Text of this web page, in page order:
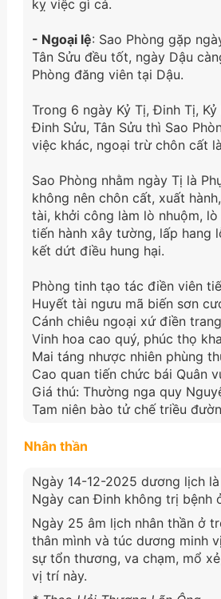
kỵ việc gì cả.
- Ngoại lệ: Sao Phòng gặp
Tân Sửu đều tốt, ngày Dậu
Phòng đăng viên tại Dậu.
Trong 6 ngày Kỷ Tị, Đinh Tị, Kỷ
Đinh Sửu, Tân Sửu thì Sao
việc khác, ngoại trừ chôn cất
Sao Phòng nhằm ngày Tị là
không nên chôn cất, xuất
tài, khởi công làm lò nhuộm,
tiến hành xây tường, lấp hang
kết dứt điều hung hại.
Phòng tinh tạo tác điền viên
Huyết tài ngưu mã biến sơn
Cánh chiêu ngoại xứ điền
Vinh hoa cao quý, phúc thọ
Mai táng nhược nhiên phùng
Cao quan tiến chức bái Quân
Giá thú: Thường nga quy
Tam niên bào tử chế triều
Nhân thần
Ngày 14-12-2025 dương lịch
Ngày can Đinh không trị bệnh
Ngày 25 âm lịch nhân thần ở
thân mình và túc dương minh
sự tổn thương, va chạm, mổ
vị trí này.